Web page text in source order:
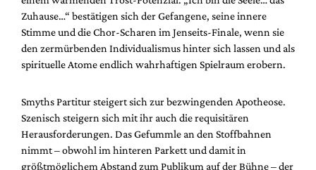
Zuhause…“ bestätigen sich der Gefangene, seine innere
Stimme und die Chor-Scharen im Jenseits-Finale, wenn sie
den zermürbenden Individualismus hinter sich lassen und als
spirituelle Atome endlich wahrhaftigen Spielraum erobern.
Smyths Partitur steigert sich zur bezwingenden Apotheose.
Szenisch steigern sich mit ihr auch die requisitären
Herausforderungen. Das Gefummle an den Stoffbahnen
nimmt – obwohl im hinteren Parkett und damit in
größtmöglichem Abstand zum Publikum auf der Bühne – der